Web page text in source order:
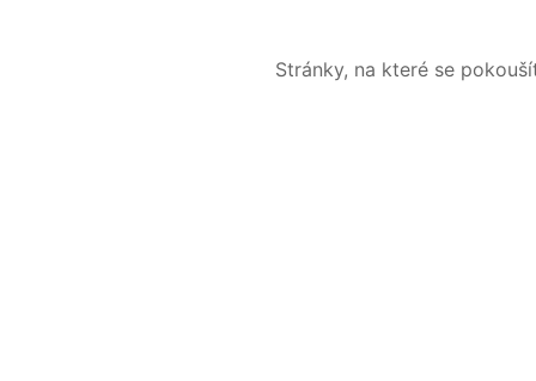
Stránky, na které se